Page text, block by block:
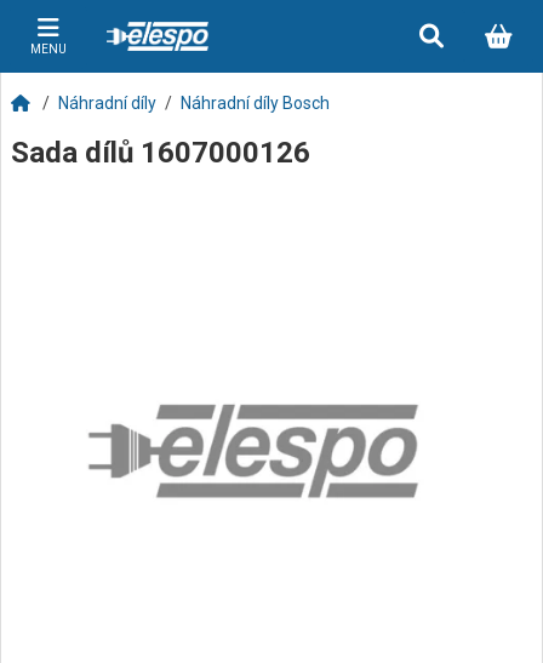
MENU
Náhradní díly Náhradní díly Bosch
Sada dílů 1607000126